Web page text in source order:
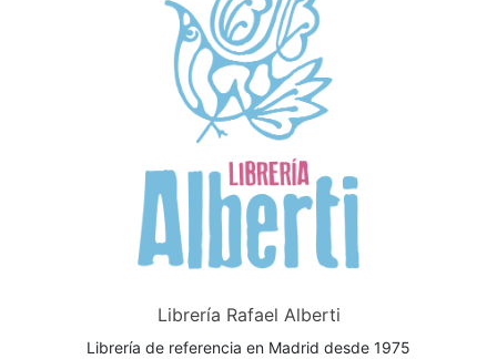
Librería Rafael Alberti
Librería de referencia en Madrid desde 1975